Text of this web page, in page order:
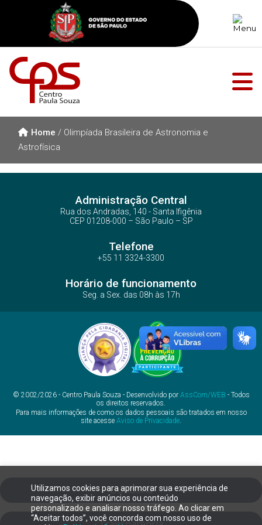
Utilizamos cookies para aprimorar sua experiência de
navegação, exibir anúncios ou conteúdo
personalizado e analisar nosso tráfego. Ao clicar em
“Aceitar todos”, você concorda com nosso uso de
Home / Olimpíada Brasileira de Astronomia e
Astrofísica
Administração Central
Rua dos Andradas, 140 - Santa Ifigênia
CEP 01208-000 – São Paulo – SP
Telefone
+55 11 3324-3300
Horário de funcionamento
Seg. a Sex. das 08h às 17h
© 2002/2026 - Centro Paula Souza - Desenvolvido por AssCom/WEB - Todos
os direitos reservados.
Para mais informações de como os dados pessoais são tratados em nosso
site acesse Aviso de Privacidade.
Ouvidoria